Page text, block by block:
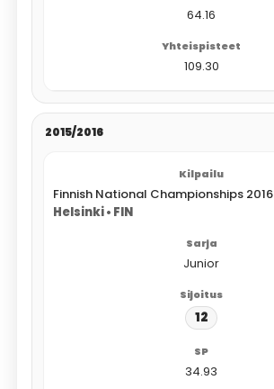
64.16
109.30
2015/2016
Finnish National Championships 2016
Helsinki • FIN
Junior
12
34.93